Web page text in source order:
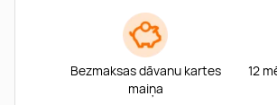
Bezmaksas dāvanu kartes
maiņa
12